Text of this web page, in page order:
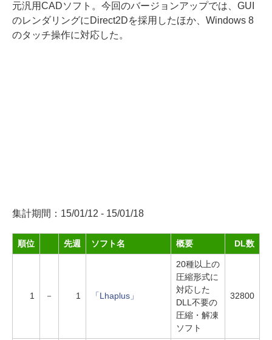
元汎用CADソフト。今回のバージョンアップでは、GUI
のレンダリングにDirect2Dを採用したほか、Windows 8
のタッチ操作に対応した。
集計期間：15/01/12 - 15/01/18
順位 先週 ソフト名 概要 DL数
1 － 1 「Lhaplus」
20種以上の
圧縮形式に
対応した
DLL不要の
圧縮・解凍
ソフト
32800